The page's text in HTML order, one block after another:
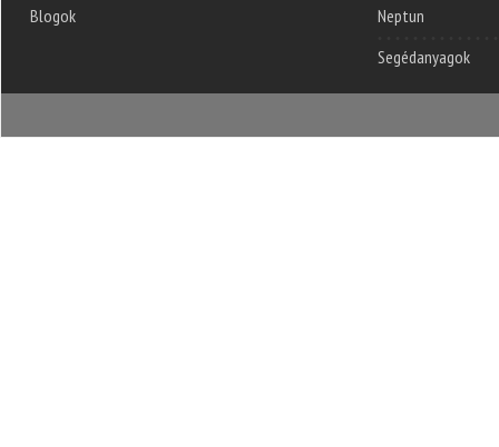
Blogok
Neptun
Segédanyagok